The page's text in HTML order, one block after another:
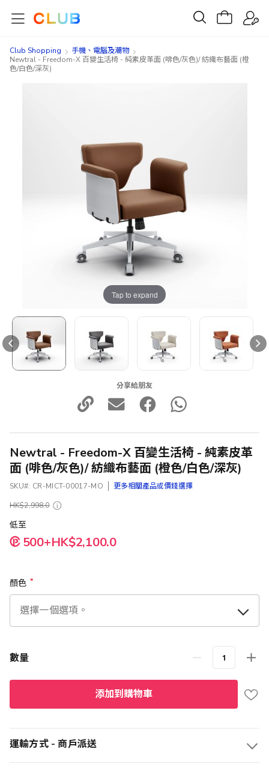
Club Shopping
手機、電腦及潮物
Newtral - Freedom-X 百變生活椅 - 純素皮革面 (啡色/灰色)/ 紡織布藝面 (橙
色/白色/深灰)
Tap to expand
分享給朋友
Newtral - Freedom-X 百變生活椅 - 純素皮革
面 (啡色/灰色)/ 紡織布藝面 (橙色/白色/深灰)
SKU CR-MICT-00017-MO
更多相關產品或價錢選擇
HK$2,998.0
低至
500+HK$2,100.0
顏色
數量
添加到購物車
運輸方式 - 商戶派送